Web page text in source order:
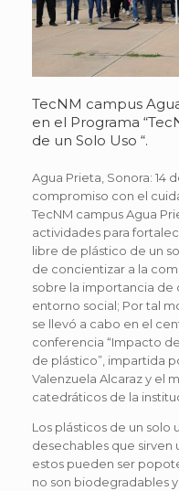
TecNM campus
en el Programa
de un Solo Uso “.
Agua Prieta, Sonora: 14
compromiso con el
TecNM campus Agua
actividades para
libre de plástico de un
de concientizar a la
sobre la importancia de
entorno social; Por tal
se llevó a cabo en el
conferencia “Impacto
de plástico”, impartida
Valenzuela Alcaraz y el
catedráticos de la
Los plásticos de un solo
desechables que sirven
estos pueden ser
no son biodegradables